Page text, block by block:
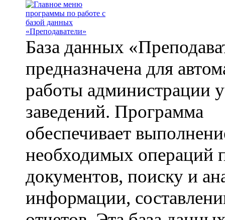
База данных
предназначена для
работы администрации
заведений. Программа
обеспечивает
необходимых операций
документов, поиску и
информации,